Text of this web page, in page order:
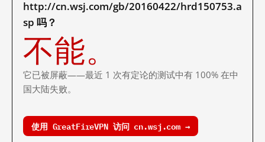
http://cn.wsj.com/gb/20160422/hrd150753.a
sp 吗？
不能。
它已被屏蔽——最近 1 次有定论的测试中有 100% 在中
国大陆失败。
使用 GreatFireVPN 访问 cn.wsj.com →